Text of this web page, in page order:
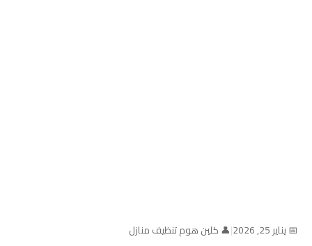
📅 يناير 25, 2026 |👤 كلين هوم تنظيف منازل